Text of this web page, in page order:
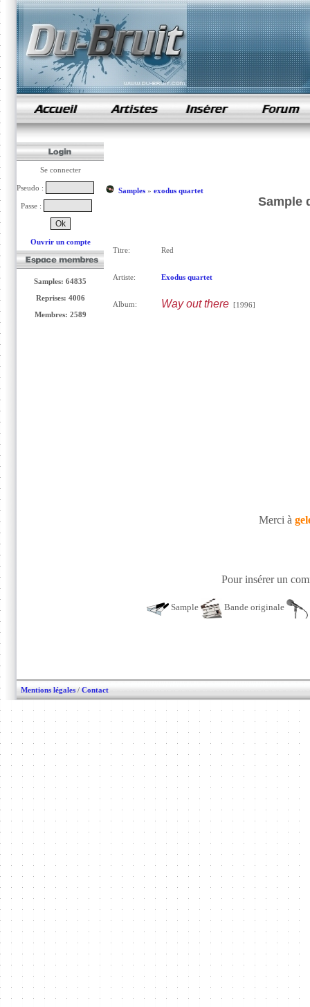
samples de rap
Se connecter
Pseudo :
Passe :
Ouvrir un compte
Samples: 64835
Reprises: 4006
Membres: 2589
Samples» exodus quartet
Sample
Titre: Red
Artiste: Exodus quartet
Album: Way out there[1996]
Merci à
Pour insérer un
Sample Bande originale
Mentions légales / Contact